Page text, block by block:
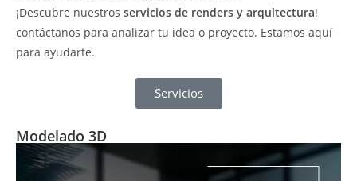
¡Descubre nuestros servicios de renders y arquitectura!
contáctanos para analizar tu idea o proyecto. Estamos aquí
para ayudarte.
Servicios
Modelado 3D